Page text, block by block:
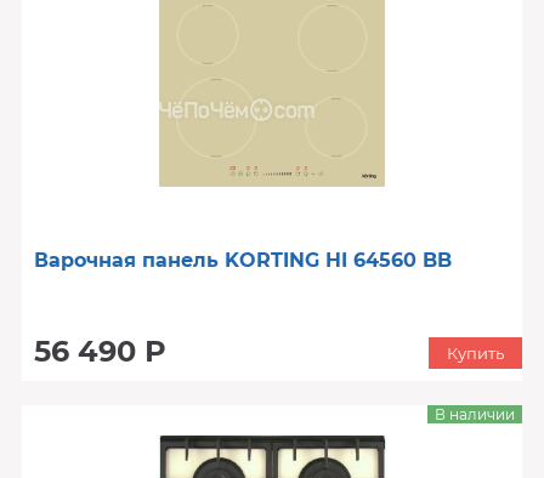
Варочная панель KORTING HI 64560 BB
56 490 Р Купить
В наличии